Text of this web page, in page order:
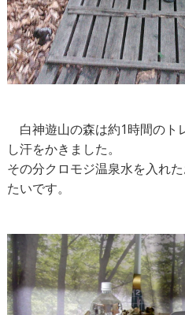
白神遊山の森は約1時間のト
し汗をかきました。
その分クロモジ温泉水を入れ
たいです。